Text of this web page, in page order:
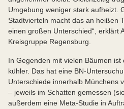
Umgebung weniger stark aufheizt.
Stadtvierteln macht das an heißen
einen großen Unterschied“, erklärt
Kreisgruppe Regensburg.
In Gegenden mit vielen Bäumen
kühler. Das hat eine BN-
Unterschiede innerhalb Münchens
– jeweils im Schatten gemessen
außerdem eine Meta-Studie in